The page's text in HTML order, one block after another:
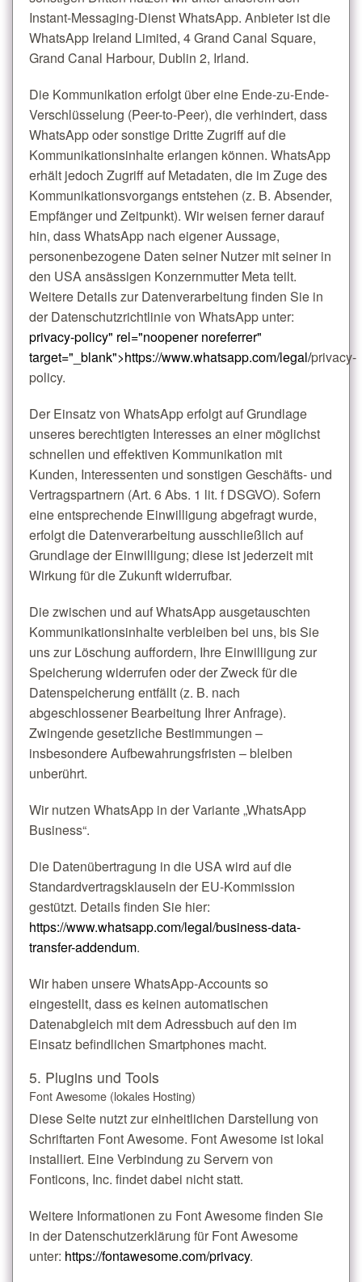
Instant-Messaging-Dienst WhatsApp. Anbieter ist die
WhatsApp Ireland Limited, 4 Grand Canal Square,
Grand Canal Harbour, Dublin 2, Irland.
Die Kommunikation erfolgt über eine Ende-zu-Ende-
Verschlüsselung (Peer-to-Peer), die verhindert, dass
WhatsApp oder sonstige Dritte Zugriff auf die
Kommunikationsinhalte erlangen können. WhatsApp
erhält jedoch Zugriff auf Metadaten, die im Zuge des
Kommunikationsvorgangs entstehen (z. B. Absender,
Empfänger und Zeitpunkt). Wir weisen ferner darauf
hin, dass WhatsApp nach eigener Aussage,
personenbezogene Daten seiner Nutzer mit seiner in
den USA ansässigen Konzernmutter Meta teilt.
Weitere Details zur Datenverarbeitung finden Sie in
der Datenschutzrichtlinie von WhatsApp unter:
privacy-policy" rel="noopener noreferrer"
target="_blank">https://www.whatsapp.com/legal/privacy-
policy.
Der Einsatz von WhatsApp erfolgt auf Grundlage
unseres berechtigten Interesses an einer möglichst
schnellen und effektiven Kommunikation mit
Kunden, Interessenten und sonstigen Geschäfts- und
Vertragspartnern (Art. 6 Abs. 1 lit. f DSGVO). Sofern
eine entsprechende Einwilligung abgefragt wurde,
erfolgt die Datenverarbeitung ausschließlich auf
Grundlage der Einwilligung; diese ist jederzeit mit
Wirkung für die Zukunft widerrufbar.
Die zwischen und auf WhatsApp ausgetauschten
Kommunikationsinhalte verbleiben bei uns, bis Sie
uns zur Löschung auffordern, Ihre Einwilligung zur
Speicherung widerrufen oder der Zweck für die
Datenspeicherung entfällt (z. B. nach
abgeschlossener Bearbeitung Ihrer Anfrage).
Zwingende gesetzliche Bestimmungen –
insbesondere Aufbewahrungsfristen – bleiben
unberührt.
Wir nutzen WhatsApp in der Variante „WhatsApp
Business“.
Die Datenübertragung in die USA wird auf die
Standardvertragsklauseln der EU-Kommission
gestützt. Details finden Sie hier:
https://www.whatsapp.com/legal/business-data-
transfer-addendum.
Wir haben unsere WhatsApp-Accounts so
eingestellt, dass es keinen automatischen
Datenabgleich mit dem Adressbuch auf den im
Einsatz befindlichen Smartphones macht.
5. Plugins und Tools
Font Awesome (lokales Hosting)
Diese Seite nutzt zur einheitlichen Darstellung von
Schriftarten Font Awesome. Font Awesome ist lokal
installiert. Eine Verbindung zu Servern von
Fonticons, Inc. findet dabei nicht statt.
Weitere Informationen zu Font Awesome finden Sie
in der Datenschutzerklärung für Font Awesome
unter: https://fontawesome.com/privacy.